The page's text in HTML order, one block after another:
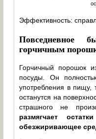
Эффективность:
Повседневное
горчичным
Горчичный порошок
посуды. Он
употребления в пищу,
останутся на
страшного не
размягчает
обезжиривающее